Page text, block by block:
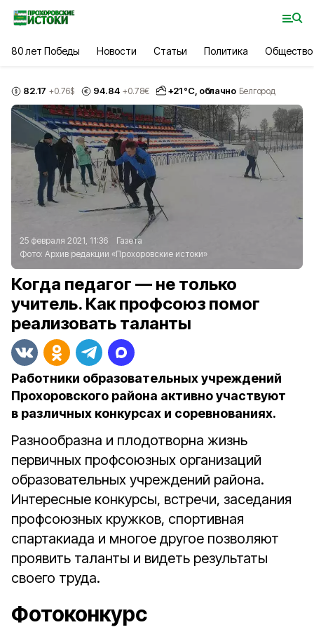
80 лет Победы Новости Статьи Политика Общество
82.17 +0.76$ 94.84 +0.78€ +21°С, облачно Белгород
25 февраля 2021, 11:36
Газета
Фото: Архив редакции «Прохоровские истоки»
Когда педагог — не только
учитель. Как профсоюз помог
реализовать таланты
Работники образовательных учреждений
Прохоровского района активно участвуют
в различных конкурсах и соревнованиях.
Разнообразна и плодотворна жизнь
первичных профсоюзных организаций
образовательных учреждений района.
Интересные конкурсы, встречи, заседания
профсоюзных кружков, спортивная
спартакиада и многое другое позволяют
проявить таланты и видеть результаты
своего труда.
Фотоконкурс